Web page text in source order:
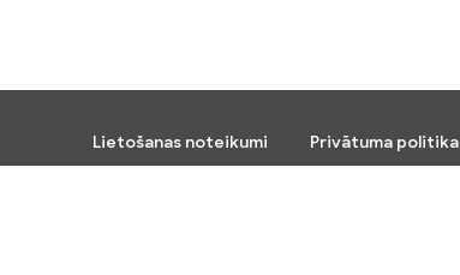
Lietošanas noteikumi Privātuma politika